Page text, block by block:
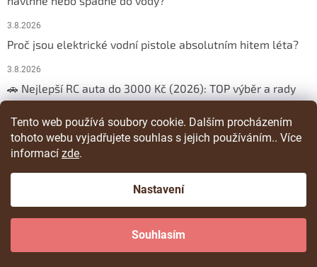
Tento web používá soubory cookie. Dalším procházením
tohoto webu vyjadřujete souhlas s jejich používáním.. Více
informací zde.
Nastavení
Souhlasím
3.8.2026
Proč jsou elektrické vodní pistole absolutním hitem léta?
3.8.2026
🚗 Nejlepší RC auta do 3000 Kč (2026): TOP výběr a rady
ARCHIV
Vytvořil Shoptet
. Všechna práva vyhrazena.